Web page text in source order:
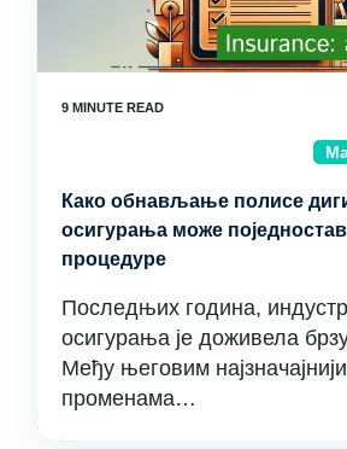
Како обнављање полисе
осигурања може
процедуре
Последњих година,
осигурања је доживела
Међу његовим
променама…